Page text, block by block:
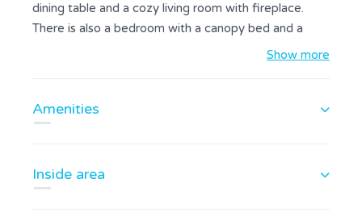
dining table and a cozy living room with fireplace.
There is also a bedroom with a canopy bed and a
bathroom with shower. In this villa, romance is
garden and the charming atmosphere.
Show more
Amenities
Inside area